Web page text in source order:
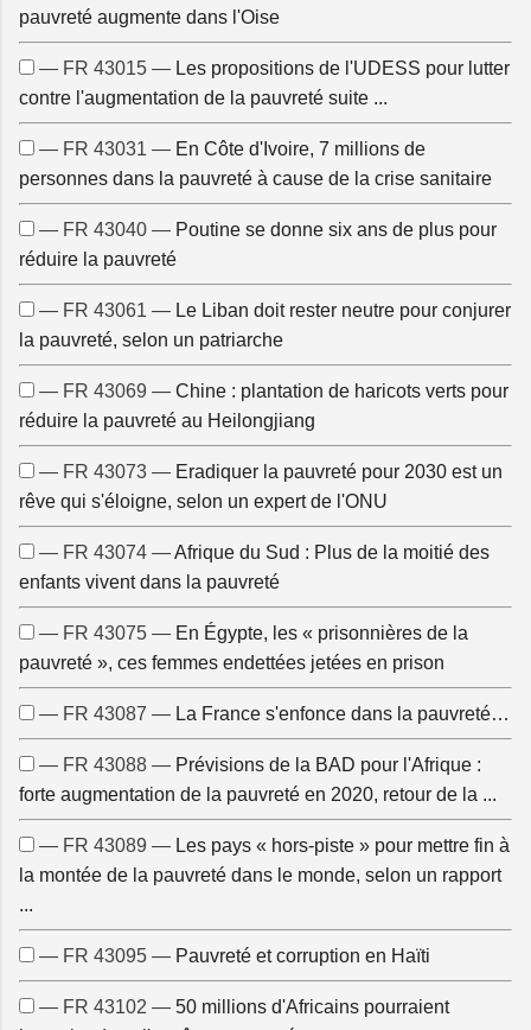
pauvreté augmente dans l'Oise
— FR 43015 — Les propositions de l'UDESS pour lutter
contre l'augmentation de la pauvreté suite ...
— FR 43031 — En Côte d'Ivoire, 7 millions de
personnes dans la pauvreté à cause de la crise sanitaire
— FR 43040 — Poutine se donne six ans de plus pour
réduire la pauvreté
— FR 43061 — Le Liban doit rester neutre pour conjurer
la pauvreté, selon un patriarche
— FR 43069 — Chine : plantation de haricots verts pour
réduire la pauvreté au Heilongjiang
— FR 43073 — Eradiquer la pauvreté pour 2030 est un
rêve qui s'éloigne, selon un expert de l'ONU
— FR 43074 —Afrique du Sud : Plus de la moitié des
enfants vivent dans la pauvreté
— FR 43075 — En Égypte, les « prisonnières de la
pauvreté », ces femmes endettées jetées en prison
— FR 43087 — La France s'enfonce dans la pauvreté…
— FR 43088 — Prévisions de la BAD pour l'Afrique :
forte augmentation de la pauvreté en 2020, retour de la ...
— FR 43089 — Les pays « hors-piste » pour mettre fin à
la montée de la pauvreté dans le monde, selon un rapport
...
— FR 43095 — Pauvreté et corruption en Haïti
— FR 43102 — 50 millions d'Africains pourraient